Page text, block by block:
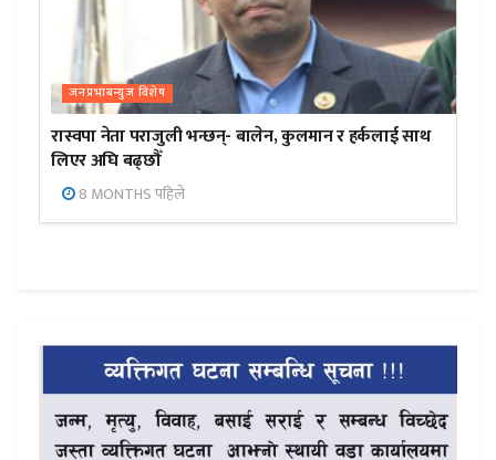
जनप्रभाबन्युज विशेष
रास्वपा नेता पराजुली भन्छन्- बालेन, कुलमान र हर्कलाई साथ
लिएर अघि बढ्छौँ
8 MONTHS पहिले